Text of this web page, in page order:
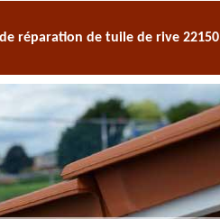
réparation de tuile de rive 22150